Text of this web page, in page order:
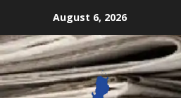
content
August 6, 2026